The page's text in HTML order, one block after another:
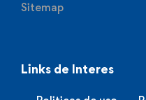
Sitemap
Links de Interes